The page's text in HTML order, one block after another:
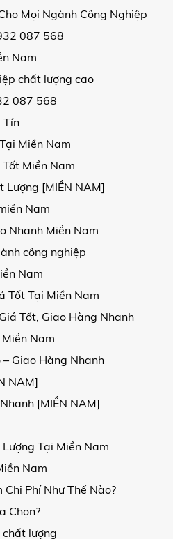
Mọi Ngành Công Nghiệp
087 568
Nam
chất lượng cao
087 568
Tín
Miền Nam
Miền Nam
Lượng [MIỀN NAM]
Nam
Nhanh Miền Nam
công nghiệp
Nam
Tốt Tại Miền Nam
Tốt, Giao Hàng Nhanh
Nam
Giao Hàng Nhanh
NAM]
[MIỀN NAM]
Tại Miền Nam
Nam
Phí Như Thế Nào?
Chọn?
lượng